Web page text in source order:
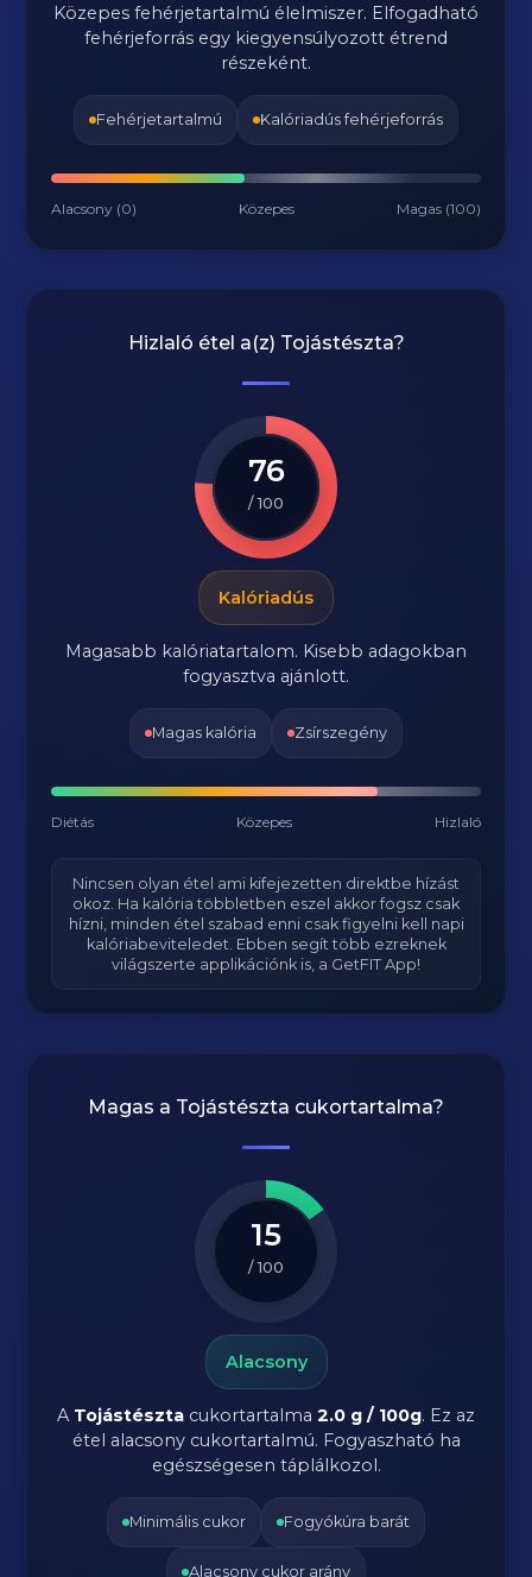
Közepes fehérjetartalmú élelmiszer. Elfogadható
fehérjeforrás egy kiegyensúlyozott étrend
részeként.
Fehérjetartalmú Kalóriadús fehérjeforrás
Alacsony (0) Közepes Magas (100)
Hizlaló étel a(z) Tojástészta?
76
/ 100
Kalóriadús
Magasabb kalóriatartalom. Kisebb adagokban
fogyasztva ajánlott.
Magas kalória Zsírszegény
Diétás Közepes Hizlaló
Nincsen olyan étel ami kifejezetten direktbe hízást
okoz. Ha kalória többletben eszel akkor fogsz csak
hízni, minden étel szabad enni csak figyelni kell napi
kalóriabeviteledet. Ebben segít több ezreknek
világszerte applikációnk is, a GetFIT App!
Magas a Tojástészta cukortartalma?
15
/ 100
Alacsony
A Tojástészta cukortartalma 2.0 g / 100g. Ez az
étel alacsony cukortartalmú. Fogyaszható ha
egészségesen táplálkozol.
Minimális cukor Fogyókúra barát
Alacsony cukor arány